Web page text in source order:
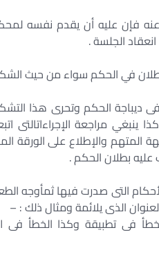
عنه فإن عليه أن يقدم نفسه
الجلسة .
في الحكم سواء من حيث
الحكم وتحرى هذا
ينبغي مراجعة الإجراءاتالتى
المتهم والإطلاع على الورقة
عليه بطلان الحكم .
التى صدرت فيها ثمأوجه
الذى يلائمة ومثال ذلك : –
فى تطبيقة وكذا الخطأ فى